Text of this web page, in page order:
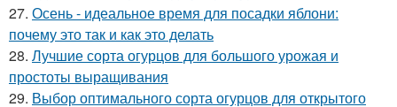
27. Осень - идеальное время для посадки яблони:
почему это так и как это делать
28. Лучшие сорта огурцов для большого урожая и
простоты выращивания
29. Выбор оптимального сорта огурцов для открытого